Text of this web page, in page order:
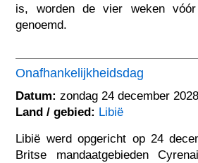
is, worden de vier weken vóór
genoemd.
Onafhankelijkheidsdag
Datum: zondag 24 december 2028
Land / gebied: Libië
Libië werd opgericht op 24
Britse mandaatgebieden